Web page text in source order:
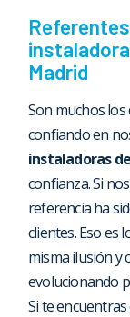
Madrid
Son muchos
confiando en
instaladoras
confianza. Si
referencia ha
clientes. Eso es
misma ilusión y
evolucionando
Si te